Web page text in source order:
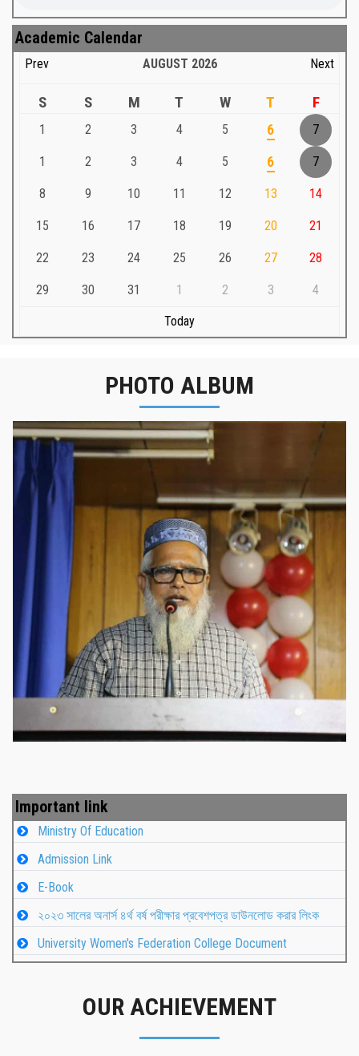
Academic Calendar
Prev AUGUST 2026 Next
S S M T W T F
1 2 3 4 5 6 7
1 2 3 4 5 6 7
8 9 10 11 12 13 14
15 16 17 18 19 20 21
22 23 24 25 26 27 28
29 30 31 1 2 3 4
Today
PHOTO ALBUM
নবীনবরণ - ২০২৫
Important link
Ministry Of Education
Admission Link
E-Book
২০২৩ সালের অনার্স ৪র্থ বর্ষ পরীক্ষার প্রবেশপত্র ডাউনলোড করার লিংক
University Women's Federation College Document
OUR ACHIEVEMENT